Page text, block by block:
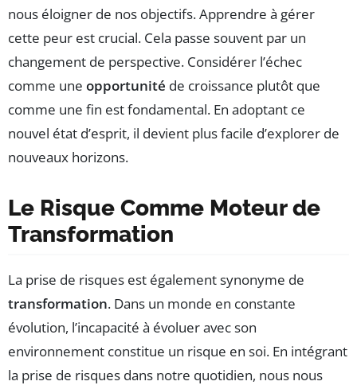
nous éloigner de nos objectifs. Apprendre à gérer
cette peur est crucial. Cela passe souvent par un
changement de perspective. Considérer l’échec
comme une opportunité de croissance plutôt que
comme une fin est fondamental. En adoptant ce
nouvel état d’esprit, il devient plus facile d’explorer de
nouveaux horizons.
Le Risque Comme Moteur de
Transformation
La prise de risques est également synonyme de
transformation. Dans un monde en constante
évolution, l’incapacité à évoluer avec son
environnement constitue un risque en soi. En intégrant
la prise de risques dans notre quotidien, nous nous